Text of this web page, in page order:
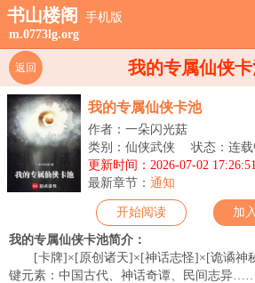
书山楼阁
手机版
m.0773lg.org
我的专属仙侠
返回
我的专属仙侠卡池
作者：一朵闪光菇
类别：仙侠武侠
状态：连载
更新时间：2026-07-02 17:26:51
最新章节： 通知
开始阅读 加
我的专属仙侠卡池简介：
[卡牌]×[原创诸天]×[神话志怪]×[诡谲神
键元素：中国古代、神话奇谭、民间志异